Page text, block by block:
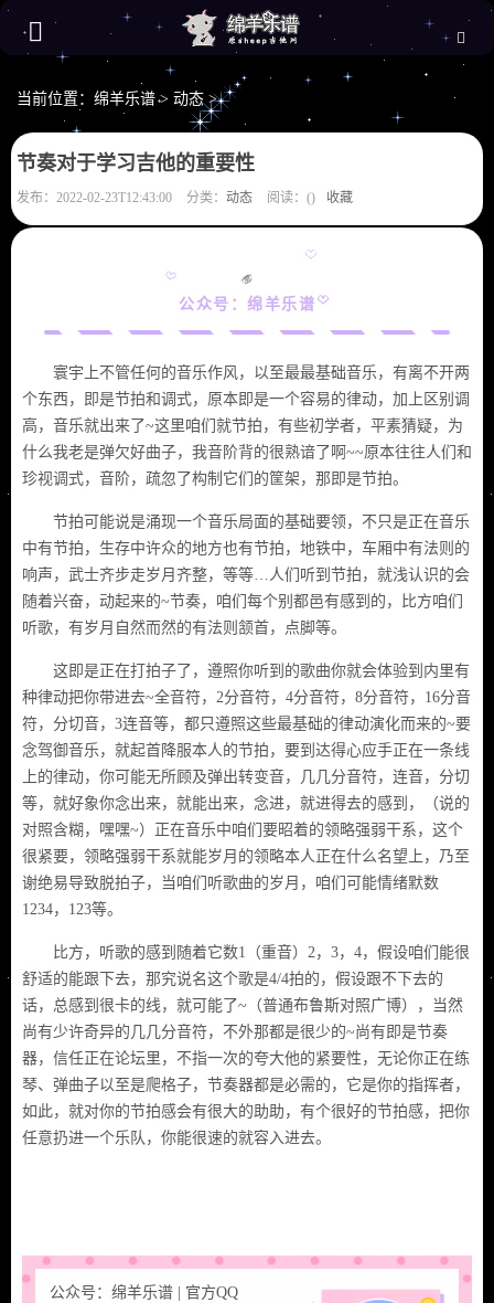
当前位置： 绵羊乐谱> 动态 >
节奏对于学习吉他的重要性
发布：2022-02-23T12:43:00 分类： 动态 阅读：() 收藏
公众号：绵羊乐谱
寰宇上不管任何的音乐作风，以至最最基础音乐，有离不开两
个东西，即是节拍和调式，原本即是一个容易的律动，加上区别调
高，音乐就出来了~这里咱们就节拍，有些初学者，平素猜疑，为
什么我老是弹欠好曲子，我音阶背的很熟谙了啊~~原本往往人们和
珍视调式，音阶，疏忽了构制它们的筐架，那即是节拍。
节拍可能说是涌现一个音乐局面的基础要领，不只是正在音乐
中有节拍，生存中许众的地方也有节拍，地铁中，车厢中有法则的
响声，武士齐步走岁月齐整，等等…人们听到节拍，就浅认识的会
随着兴奋，动起来的~节奏，咱们每个别都邑有感到的，比方咱们
听歌，有岁月自然而然的有法则颔首，点脚等。
这即是正在打拍子了，遵照你听到的歌曲你就会体验到内里有
种律动把你带进去~全音符，2分音符，4分音符，8分音符，16分音
符，分切音，3连音等，都只遵照这些最基础的律动演化而来的~要
念驾御音乐，就起首降服本人的节拍，要到达得心应手正在一条线
上的律动，你可能无所顾及弹出转变音，几几分音符，连音，分切
等，就好象你念出来，就能出来，念进，就进得去的感到，（说的
对照含糊，嘿嘿~）正在音乐中咱们要昭着的领略强弱干系，这个
很紧要，领略强弱干系就能岁月的领略本人正在什么名望上，乃至
谢绝易导致脱拍子，当咱们听歌曲的岁月，咱们可能情绪默数
1234，123等。
比方，听歌的感到随着它数1（重音）2，3，4，假设咱们能很
舒适的能跟下去，那究说名这个歌是4/4拍的，假设跟不下去的
话，总感到很卡的线，就可能了~（普通布鲁斯对照广博），当然
尚有少许奇异的几几分音符，不外那都是很少的~尚有即是节奏
器，信任正在论坛里，不指一次的夸大他的紧要性，无论你正在练
琴、弹曲子以至是爬格子，节奏器都是必需的，它是你的指挥者，
如此，就对你的节拍感会有很大的助助，有个很好的节拍感，把你
任意扔进一个乐队，你能很速的就容入进去。
公众号：绵羊乐谱 | 官方QQ